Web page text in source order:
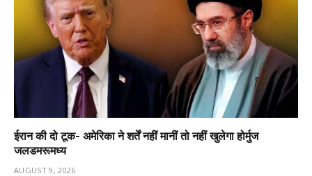
ईरान की दो टूक- अमेरिका ने शर्तें नहीं मानीं तो नहीं खुलेगा होर्मुज
जलडमरूमध्य
AUGUST 9, 2026